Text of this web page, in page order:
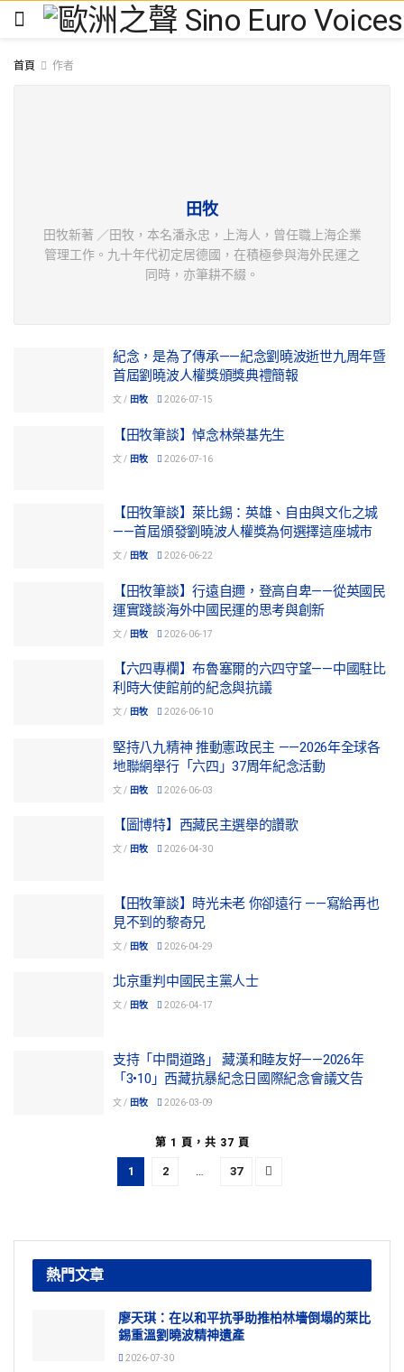
首頁 作者
田牧
田牧新著 ／田牧，本名潘永忠，上海人，曾任職上海企業
管理工作。九十年代初定居德國，在積極參與海外民運之
同時，亦筆耕不綴。
紀念，是為了傳承——紀念劉曉波逝世九周年暨
首屆劉曉波人權獎頒獎典禮簡報
文 / 田牧 2026-07-15
【田牧筆談】悼念林榮基先生
文 / 田牧 2026-07-16
【田牧筆談】萊比錫：英雄、自由與文化之城
——首屆頒發劉曉波人權獎為何選擇這座城市
文 / 田牧 2026-06-22
【田牧筆談】行遠自邇，登高自卑——從英國民
運實踐談海外中國民運的思考與創新
文 / 田牧 2026-06-17
【六四專欄】布魯塞爾的六四守望——中國駐比
利時大使館前的紀念與抗議
文 / 田牧 2026-06-10
堅持八九精神 推動憲政民主 ——2026年全球各
地聯網舉行「六四」37周年紀念活動
文 / 田牧 2026-06-03
【圖博特】西藏民主選舉的讚歌
文 / 田牧 2026-04-30
【田牧筆談】時光未老 你卻遠行 ——寫給再也
見不到的黎奇兄
文 / 田牧 2026-04-29
北京重判中國民主黨人士
文 / 田牧 2026-04-17
支持「中間道路」 藏漢和睦友好——2026年
「3•10」西藏抗暴紀念日國際紀念會議文告
文 / 田牧 2026-03-09
第 1 頁，共 37 頁
1 2 … 37
熱門文章
廖天琪：在以和平抗爭助推柏林墻倒塌的萊比
錫重溫劉曉波精神遺產
2026-07-30